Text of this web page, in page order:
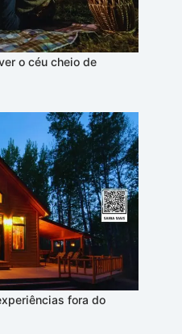
o céu cheio de
fora do